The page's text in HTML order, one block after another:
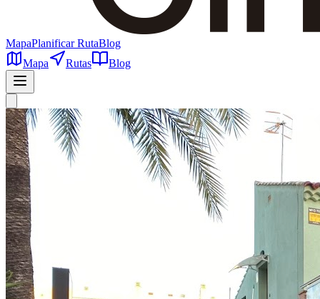
MapaPlanificar RutaBlog
Mapa
Rutas Blog